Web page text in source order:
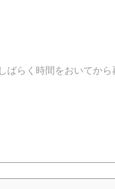
ばらく時間をおいてから